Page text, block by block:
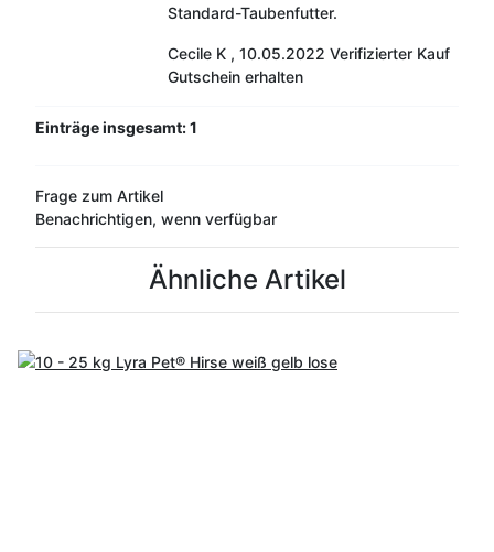
Standard-Taubenfutter.
Cecile K , 10.05.2022 Verifizierter Kauf
Gutschein erhalten
Einträge insgesamt: 1
Frage zum Artikel
Benachrichtigen, wenn verfügbar
Ähnliche Artikel